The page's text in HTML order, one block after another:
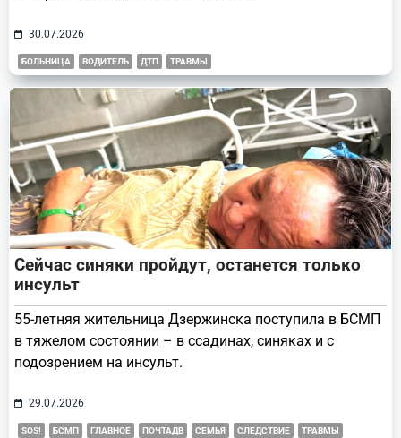
30.07.2026
БОЛЬНИЦА ВОДИТЕЛЬ ДТП ТРАВМЫ
Сейчас синяки пройдут, останется только
инсульт
55-летняя жительница Дзержинска поступила в БСМП
в тяжелом состоянии – в ссадинах, синяках и с
подозрением на инсульт.
29.07.2026
SOS! БСМП ГЛАВНОЕ ПОЧТАДВ СЕМЬЯ СЛЕДСТВИЕ ТРАВМЫ